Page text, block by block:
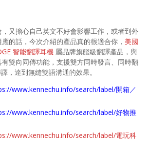
又擔心自己英文不好會影響工作，或者到外
的話，今次介紹的產品真的很適合你， 美國
智能翻譯耳機 屬品牌旗艦級翻譯產品，與
雙向同傳功能，支援雙方同時發言、同時翻
，達到無縫雙語溝通的效果。
www.kennechu.info/search/label/開箱／
www.kennechu.info/search/label/好物推
www.kennechu.info/search/label/電玩科